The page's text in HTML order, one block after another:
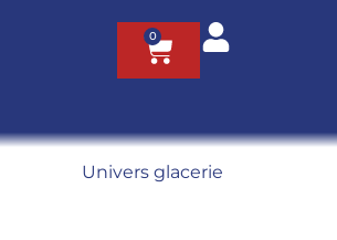
0
Univers glacerie